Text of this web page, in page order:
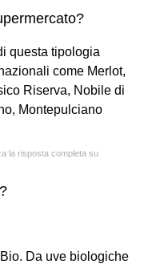
questa tipologia
come Merlot,
Riserva, Nobile di
Montepulciano
la risposta completa su
Da uve biologiche